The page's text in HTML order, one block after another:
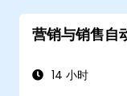
营销与销售自
14 小时